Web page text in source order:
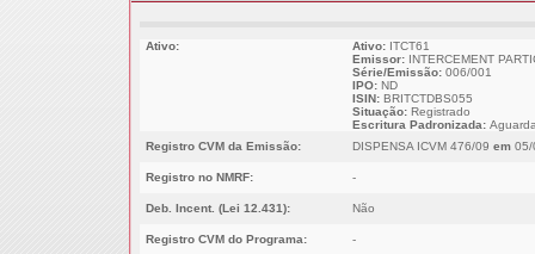
Ativo: Ativo:ITCT61
Emissor:INTERCEMENT
Série/Emissão:006/001
IPO: ND
ISIN:BRITCTDBS055
Situação:Registrado
Escritura Padronizada:
Registro CVM da Emissão:
DISPENSA ICVM 476/09 em05/
Registro no NMRF: -
Deb. Incent. (Lei 12.431): Não
Registro CVM do Programa:
-